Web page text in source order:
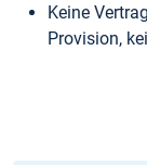
Keine
Provision,